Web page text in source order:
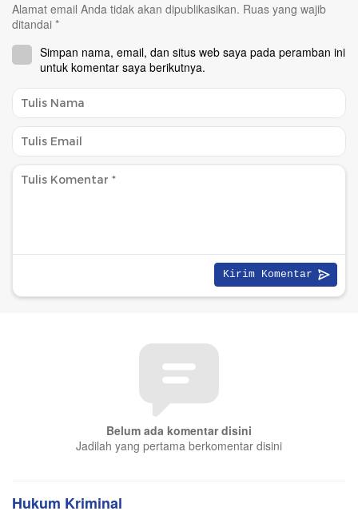
Alamat email Anda tidak akan dipublikasikan. Ruas yang wajib
ditandai *
Simpan nama, email, dan situs web saya pada peramban ini
untuk komentar saya berikutnya.
Belum ada komentar disini
Jadilah yang pertama berkomentar disini
Hukum Kriminal